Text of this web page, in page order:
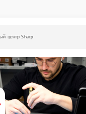
центр Sharp